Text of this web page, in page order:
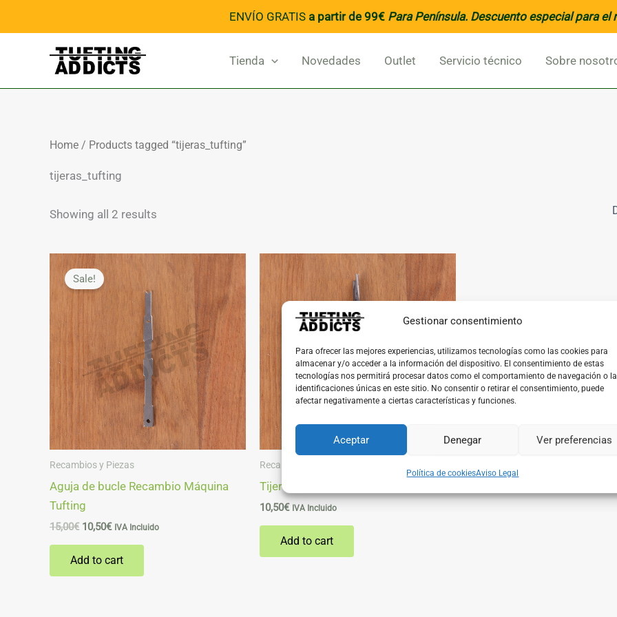
Gestionar consentimiento
Para ofrecer las mejores experiencias, utilizamos tecnologías como las cookies para
almacenar y/o acceder a la información del dispositivo. El consentimiento de estas
tecnologías nos permitirá procesar datos como el comportamiento de navegación o
identificaciones únicas en este sitio. No consentir o retirar el consentimiento, puede
afectar negativamente a ciertas características y funciones.
Aceptar Denegar Ver preferencias
Política de cookiesAviso Legal
ENVÍO GRATIS a partir de 99€ Para Península. Descuento especial para el
Tienda
Novedades Outlet Servicio técnico Sobre
Home / Products tagged “tijeras_tufting”
tijeras_tufting
Showing all 2 results
Sale!
Recambios y Piezas
Aguja de bucle Recambio Máquina
Tufting
15,00€
Original
price
was:
15,00€.
10,50€
Current
price
10,50€.
IVA Incluido
Add to cart
Recambios y Piezas
Tijeras Recambio Máquina Tufting
10,50€ IVA Incluido
Add to cart